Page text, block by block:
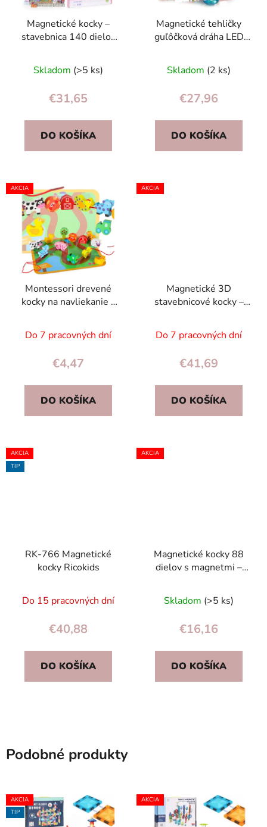
Magnetické kocky –
stavebnica 140 dielov
ružové)
Skladom (>5 ks)
€31,65
DO KOŠÍKA
Magnetické tehličky
guľôčková dráha LED
culodrome 166 prvkov
Skladom (2 ks)
€27,96
DO KOŠÍKA
AKCIA
Montessori drevené
kocky na navliekanie –
12 ks (3+)
Do 7 pracovných dní
€4,47
DO KOŠÍKA
AKCIA
Magnetické 3D
stavebnicové kocky –
hračka pre deti
Do 7 pracovných dní
€41,69
DO KOŠÍKA
AKCIA
TIP
RK-766 Magnetické
kocky Ricokids
Do 15 pracovných dní
€40,88
DO KOŠÍKA
AKCIA
Magnetické kocky 88
dielov s magnetmi –
rokov
Skladom (>5 ks)
€16,16
DO KOŠÍKA
Podobné produkty
AKCIA
TIP
AKCIA